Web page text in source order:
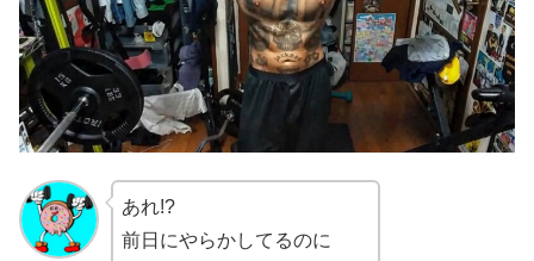
あれ!?
前日にやらかしてるのに